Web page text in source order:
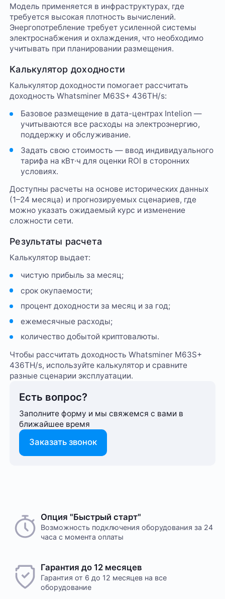
Модель применяется в инфраструктурах, где
требуется высокая плотность вычислений.
Энергопотребление требует усиленной системы
электроснабжения и охлаждения, что необходимо
учитывать при планировании размещения.
Калькулятор доходности
Калькулятор доходности помогает рассчитать
доходность Whatsminer M63S+ 436TH/s:
Базовое размещение в дата-центрах Intelion —
учитываются все расходы на электроэнергию,
поддержку и обслуживание.
Задать свою стоимость — ввод индивидуального
тарифа на кВт·ч для оценки ROI в сторонних
условиях.
Доступны расчеты на основе исторических данных
(1–24 месяца) и прогнозируемых сценариев, где
можно указать ожидаемый курс и изменение
сложности сети.
Результаты расчета
Калькулятор выдает:
чистую прибыль за месяц;
срок окупаемости;
процент доходности за месяц и за год;
ежемесячные расходы;
количество добытой криптовалюты.
Чтобы рассчитать доходность Whatsminer M63S+
436TH/s, используйте калькулятор и сравните
разные сценарии эксплуатации.
Есть вопрос?
Заполните форму и мы свяжемся с вами в
ближайшее время
Заказать звонок
Опция "Быстрый старт"
Возможность подключения оборудования за 24
часа с момента оплаты
Гарантия до 12 месяцев
Гарантия от 6 до 12 месяцев на все
оборудование